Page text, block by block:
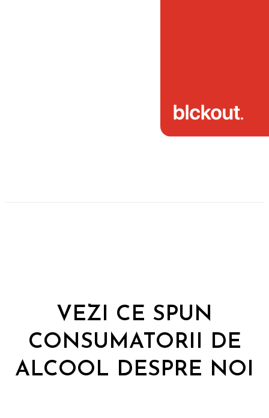
VEZI CE SPUN
CONSUMATORII DE
ALCOOL DESPRE NOI